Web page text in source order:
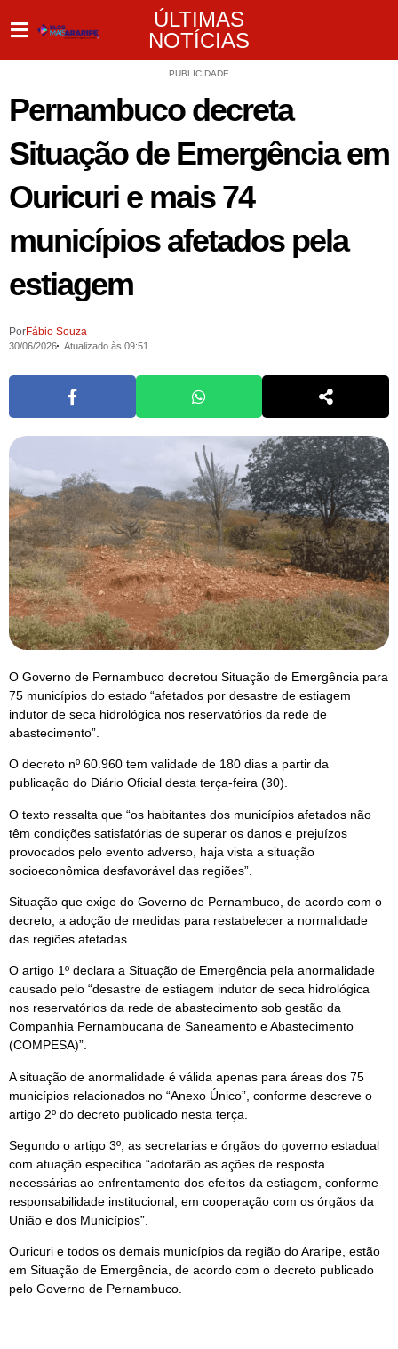
ÚLTIMAS
NOTÍCIAS
PUBLICIDADE
Pernambuco decreta
Situação de Emergência em
Ouricuri e mais 74
municípios afetados pela
estiagem
PorFábio Souza
30/06/2026 Atualizado às 09:51
O Governo de Pernambuco decretou Situação de Emergência para
75 municípios do estado “afetados por desastre de estiagem
indutor de seca hidrológica nos reservatórios da rede de
abastecimento”.
O decreto nº 60.960 tem validade de 180 dias a partir da
publicação do Diário Oficial desta terça-feira (30).
O texto ressalta que “os habitantes dos municípios afetados não
têm condições satisfatórias de superar os danos e prejuízos
provocados pelo evento adverso, haja vista a situação
socioeconômica desfavorável das regiões”.
Situação que exige do Governo de Pernambuco, de acordo com o
decreto, a adoção de medidas para restabelecer a normalidade
das regiões afetadas.
O artigo 1º declara a Situação de Emergência pela anormalidade
causado pelo “desastre de estiagem indutor de seca hidrológica
nos reservatórios da rede de abastecimento sob gestão da
Companhia Pernambucana de Saneamento e Abastecimento
(COMPESA)”.
A situação de anormalidade é válida apenas para áreas dos 75
municípios relacionados no “Anexo Único”, conforme descreve o
artigo 2º do decreto publicado nesta terça.
Segundo o artigo 3º, as secretarias e órgãos do governo estadual
com atuação específica “adotarão as ações de resposta
necessárias ao enfrentamento dos efeitos da estiagem, conforme
responsabilidade institucional, em cooperação com os órgãos da
União e dos Municípios”.
Ouricuri e todos os demais municípios da região do Araripe, estão
em Situação de Emergência, de acordo com o decreto publicado
pelo Governo de Pernambuco.